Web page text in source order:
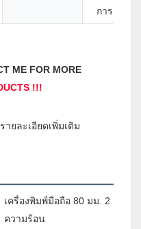
การชำระ
เครื่องพิมพ์มือถือ 80 มม. 2 นิ้ว
ความร้อน